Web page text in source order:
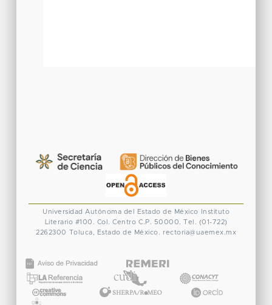
Universidad Autónoma del Estado de México
Instituto
Literario #100. Col. Centro C.P. 50000. Tel. (01-722)
2262300 Toluca, Estado de México. rectoria@uaemex.mx